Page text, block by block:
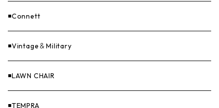
Others（その他）
寝具
ファニチャー
収納
ナイフ＆アックス
GOODS
バンダナ＆手ぬぐい
◾️Connett
◾️Vintage＆Military
◾️LAWN CHAIR
◾️TEMPRA